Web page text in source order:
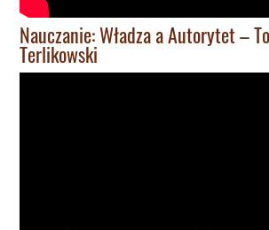
Nauczanie: Władza a Autorytet –
Terlikowski